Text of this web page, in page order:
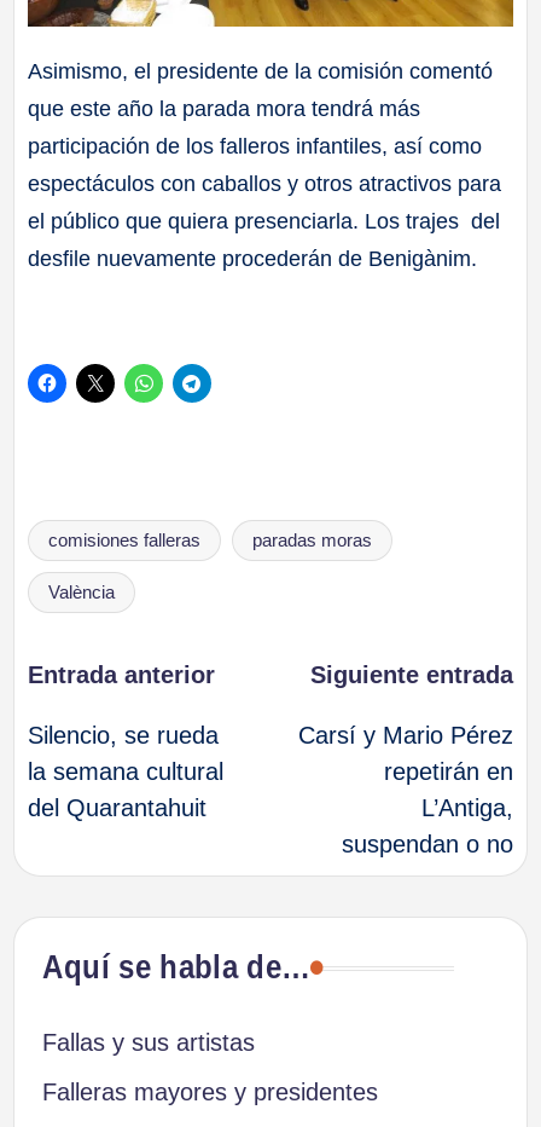
Asimismo, el presidente de la comisión comentó
que este año la parada mora tendrá más
participación de los falleros infantiles, así como
espectáculos con caballos y otros atractivos para
el público que quiera presenciarla. Los trajes del
desfile nuevamente procederán de Benigànim.
Etiquetas:
comisiones falleras paradas moras
València
Navegación
de
entradas
Entrada anterior
Silencio, se rueda
la semana cultural
del Quarantahuit
Siguiente entrada
Carsí y Mario Pérez
repetirán en
L’Antiga,
suspendan o no
Aquí se habla de…
Fallas y sus artistas
Falleras mayores y presidentes